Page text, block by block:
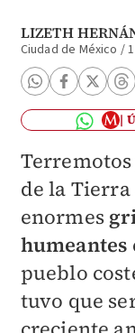
LIZETH
Ciudad de México /
de la
enormes
humeantes
pueblo
tuvo que